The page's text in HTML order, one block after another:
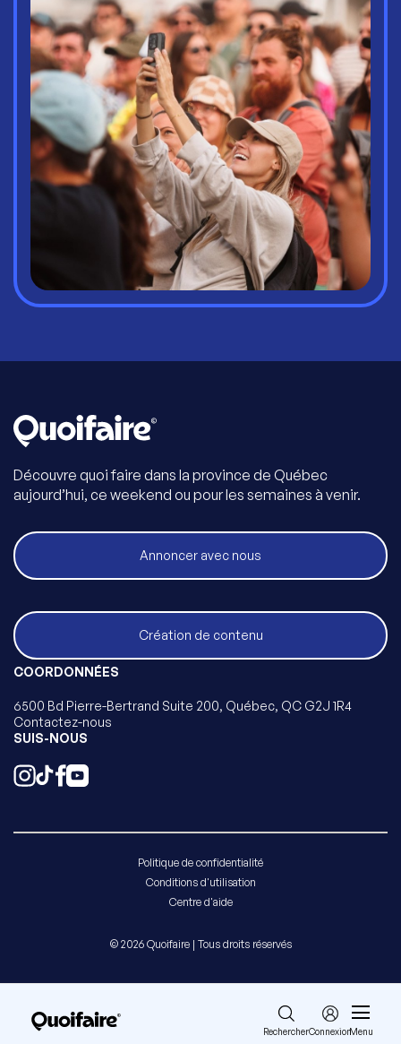
RechercherConnexionMenu
Découvre quoi faire dans la province de Québec
aujourd’hui, ce weekend ou pour les semaines à venir.
Annoncer avec nous
Création de contenu
COORDONNÉES
6500 Bd Pierre-Bertrand Suite 200, Québec, QC G2J 1R4
Contactez-nous
SUIS-NOUS
Politique de confidentialité
Conditions d'utilisation
Centre d'aide
© 2026 Quoifaire | Tous droits réservés